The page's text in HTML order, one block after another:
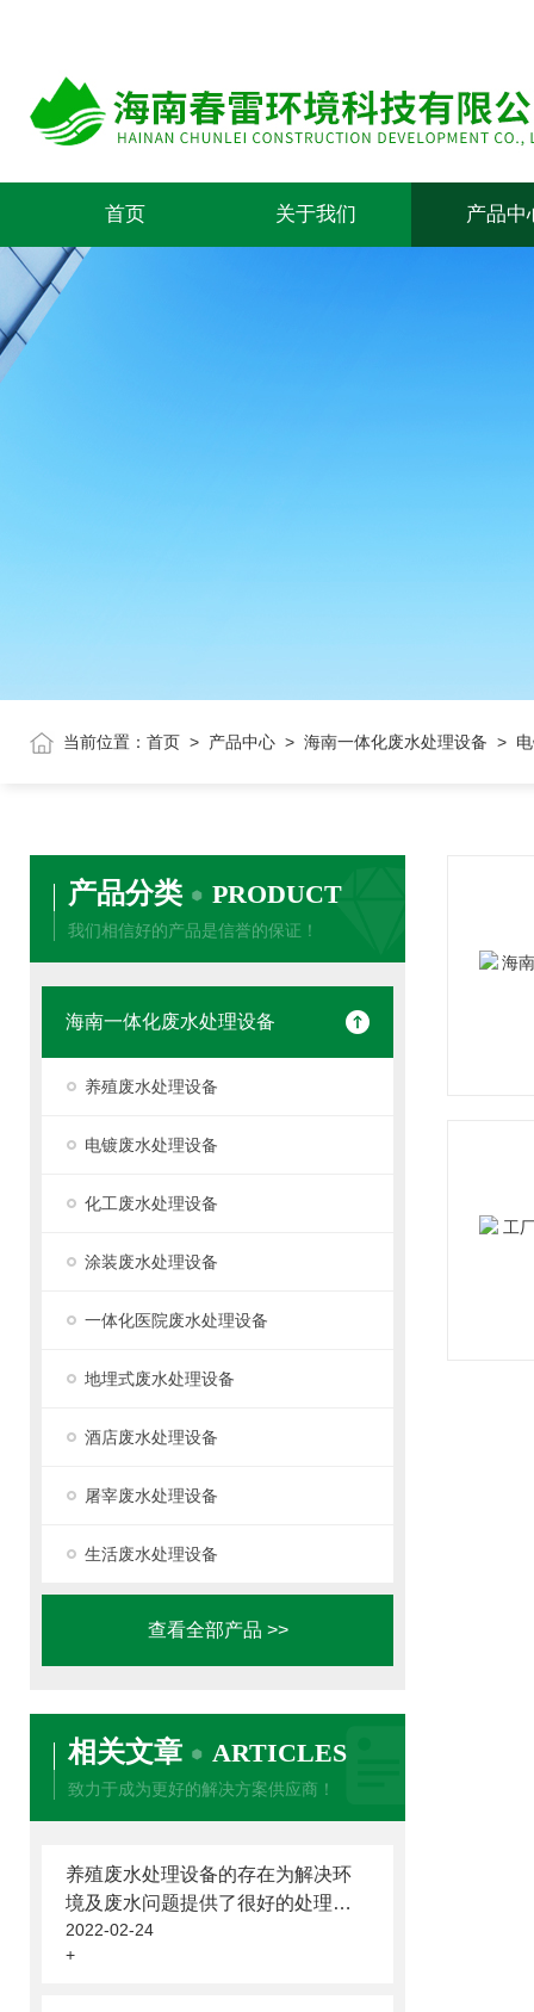
首页 关于我们 产品中
当前位置： 首页 > 产品中心 > 海南一体化废水处理设备 > 电
产品分类 PRODUCT
我们相信好的产品是信誉的保证！
海南一体化废水处理设备
养殖废水处理设备
电镀废水处理设备
化工废水处理设备
涂装废水处理设备
一体化医院废水处理设备
地埋式废水处理设备
酒店废水处理设备
屠宰废水处理设备
生活废水处理设备
查看全部产品 >>
相关文章 ARTICLES
致力于成为更好的解决方案供应商！
养殖废水处理设备的存在为解决环
境及废水问题提供了很好的处理办
法
2022-02-24
+